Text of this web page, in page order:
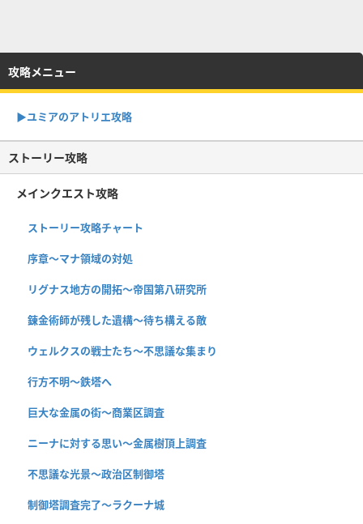
攻略メニュー
▶︎ユミアのアトリエ攻略
ストーリー攻略
メインクエスト攻略
ストーリー攻略チャート
序章〜マナ領域の対処
リグナス地方の開拓〜帝国第八研究所
錬金術師が残した遺構〜待ち構える敵
ウェルクスの戦士たち〜不思議な集まり
行方不明〜鉄塔へ
巨大な金属の街〜商業区調査
ニーナに対する思い〜金属樹頂上調査
不思議な光景〜政治区制御塔
制御塔調査完了〜ラクーナ城